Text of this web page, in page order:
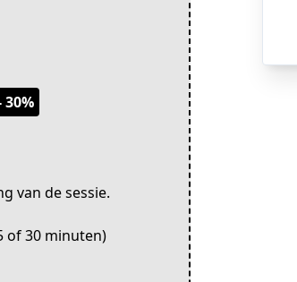
30%
van de sessie.
of 30 minuten)